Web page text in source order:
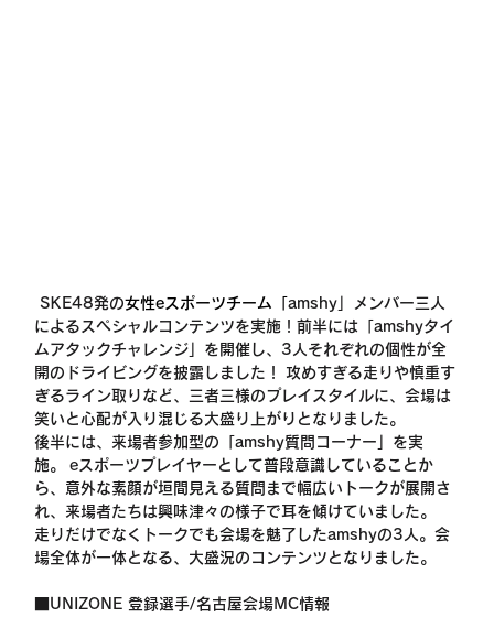
SKE48発の女性eスポーツチーム「amshy」メンバー三人
によるスペシャルコンテンツを実施！前半には「amshyタイ
ムアタックチャレンジ」を開催し、3人それぞれの個性が全
開のドライビングを披露しました！ 攻めすぎる走りや慎重す
ぎるライン取りなど、三者三様のプレイスタイルに、会場は
笑いと心配が入り混じる大盛り上がりとなりました。
後半には、来場者参加型の「amshy質問コーナー」を実
施。 eスポーツプレイヤーとして普段意識していることか
ら、意外な素顔が垣間見える質問まで幅広いトークが展開さ
れ、来場者たちは興味津々の様子で耳を傾けていました。
走りだけでなくトークでも会場を魅了したamshyの3人。会
場全体が一体となる、大盛況のコンテンツとなりました。
■UNIZONE 登録選手/名古屋会場MC情報